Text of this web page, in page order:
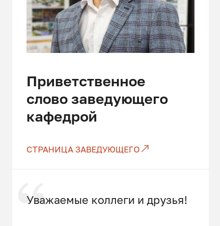
Приветственное
слово заведующего
кафедрой
СТРАНИЦА ЗАВЕДУЮЩЕГО
Уважаемые коллеги и друзья!